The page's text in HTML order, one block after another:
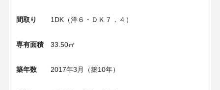
間取り 1DK（洋６・ＤＫ７．４）
専有面積 33.50㎡
築年数 2017年3月（築10年）